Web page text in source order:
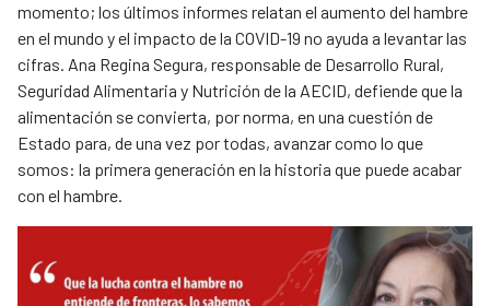
momento; los últimos informes relatan el aumento del hambre
en el mundo y el impacto de la COVID-19 no ayuda a levantar las
cifras. Ana Regina Segura, responsable de Desarrollo Rural,
Seguridad Alimentaria y Nutrición de la AECID, defiende que la
alimentación se convierta, por norma, en una cuestión de
Estado para, de una vez por todas, avanzar como lo que
somos: la primera generación en la historia que puede acabar
con el hambre.